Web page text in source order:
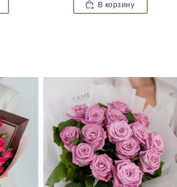
В корзину